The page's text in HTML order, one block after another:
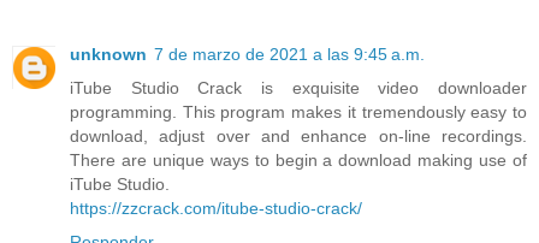
unknown 7 de marzo de 2021 a las 9:45 a.m.
iTube Studio Crack is exquisite video downloader
programming. This program makes it tremendously easy to
download, adjust over and enhance on-line recordings.
There are unique ways to begin a download making use of
iTube Studio.
https://zzcrack.com/itube-studio-crack/